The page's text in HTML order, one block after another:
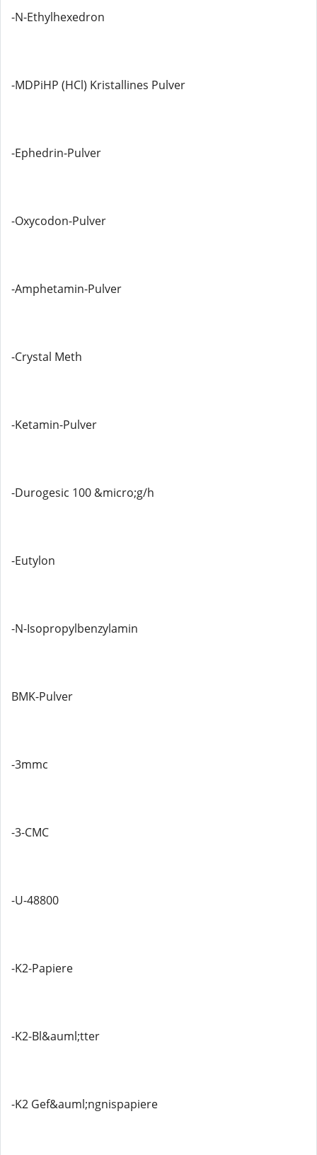
-N-Ethylhexedron
-MDPiHP (HCl) Kristallines Pulver
-Ephedrin-Pulver
-Oxycodon-Pulver
-Amphetamin-Pulver
-Crystal Meth
-Ketamin-Pulver
-Durogesic 100 &micro;g/h
-Eutylon
-N-Isopropylbenzylamin
BMK-Pulver
-3mmc
-3-CMC
-U-48800
-K2-Papiere
-K2-Bl&auml;tter
-K2 Gef&auml;ngnispapiere